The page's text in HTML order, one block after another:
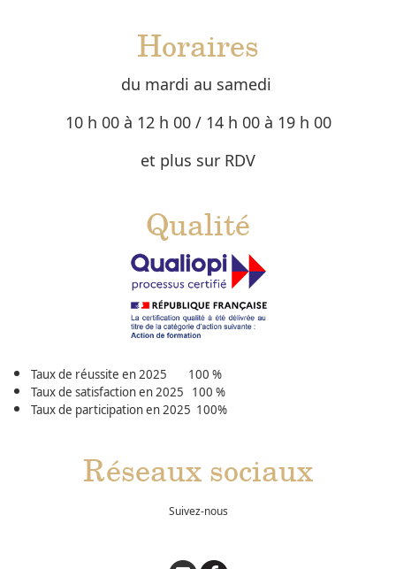
Horaires
du mardi au samedi
10 h 00 à 12 h 00 / 14 h 00 à 19 h 00
et plus sur RDV
Qualité
Taux de réussite en 2025 100 %
Taux de satisfaction en 2025 100 %
Taux de participation en 2025 100%
Réseaux sociaux
Suivez-nous